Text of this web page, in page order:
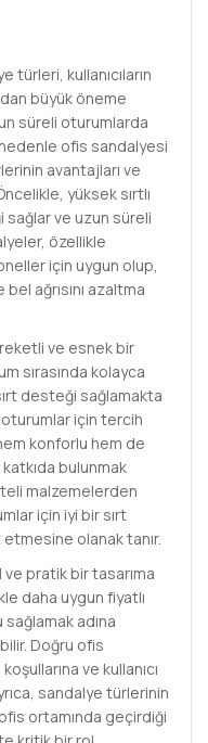
türleri, kullanıcıların
büyük öneme
süreli oturumlarda
nedenle ofis sandalyesi
avantajları ve
yüksek sırtlı
sağlar ve uzun süreli
özellikle
için uygun olup,
ağrısını azaltma
ve esnek bir
sırasında kolayca
desteği sağlamakta
oturumlar için tercih
konforlu hem de
bulunmak
malzemelerden
için iyi bir sırt
etmesine olanak tanır.
ve pratik bir tasarıma
daha uygun fiyatlı
sağlamak adına
Doğru ofis
ve kullanıcı
sandalye türlerinin
ortamında geçirdiği